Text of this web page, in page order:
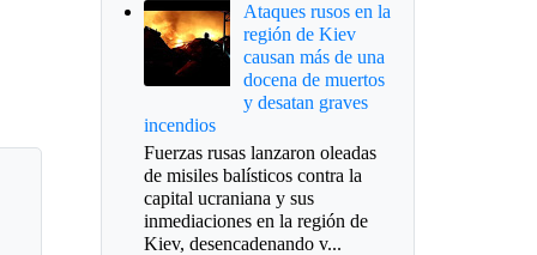
Ataques rusos en la
región de Kiev
causan más de una
docena de muertos
y desatan graves
incendios
Fuerzas rusas lanzaron oleadas
de misiles balísticos contra la
capital ucraniana y sus
inmediaciones en la región de
Kiev, desencadenando v...